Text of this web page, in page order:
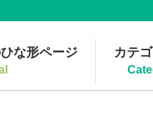
な形ページ カテ